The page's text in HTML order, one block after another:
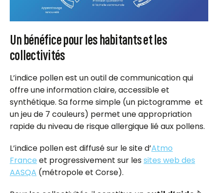
Un bénéfice pour les habitants et les
collectivités
L’indice pollen est un outil de communication qui
offre une information claire, accessible et
synthétique. Sa forme simple (un pictogramme et
un jeu de 7 couleurs) permet une appropriation
rapide du niveau de risque allergique lié aux pollens.
L’indice pollen est diffusé sur le site d’Atmo
France et progressivement sur lessites web des
AASQA (métropole et Corse).